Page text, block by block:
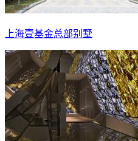
上海壹基金总部别墅